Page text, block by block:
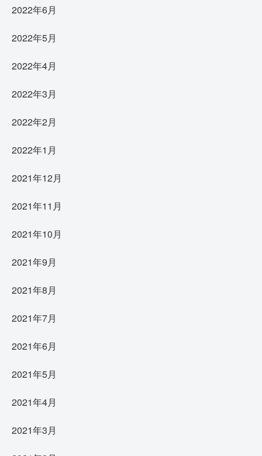
2022年6月
2022年5月
2022年4月
2022年3月
2022年2月
2022年1月
2021年12月
2021年11月
2021年10月
2021年9月
2021年8月
2021年7月
2021年6月
2021年5月
2021年4月
2021年3月